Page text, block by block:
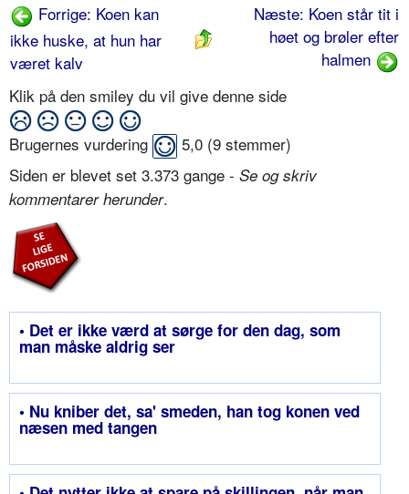
Forrige: Koen kan
ikke huske, at hun har
været kalv
Næste: Koen står tit i
høet og brøler efter
halmen
Klik på den smiley du vil give denne side
Brugernes vurdering 5,0 (9 stemmer)
Siden er blevet set 3.373 gange - Se og skriv
kommentarer herunder.
• Det er ikke værd at sørge for den dag, som
man måske aldrig ser
• Nu kniber det, sa' smeden, han tog konen ved
næsen med tangen